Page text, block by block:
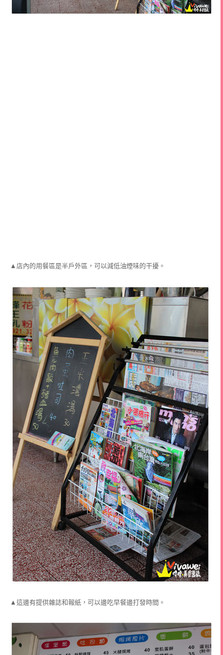
▲店內的用餐區是半戶外區，可以減低油煙味的干擾。
▲這邊有提供雜誌和報紙，可以邊吃早餐邊打發時間。